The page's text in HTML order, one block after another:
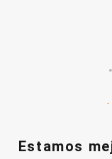
Estamos